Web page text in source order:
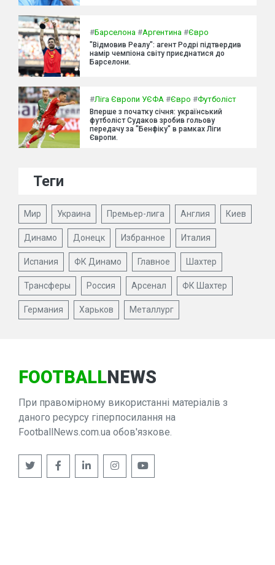
#Барселона #Аргентина #Євро
"Відмовив Реалу": агент Родрі підтвердив
намір чемпіона світу приєднатися до
Барселони.
#Ліга Європи УЄФА #Євро #Футболіст
Вперше з початку січня: український
футболіст Судаков зробив гольову
передачу за "Бенфіку" в рамках Ліги
Європи.
Теги
Мир Украина Премьер-лига Англия Киев
Динамо Донецк Избранное Италия
Испания ФК Динамо Главное Шахтер
Трансферы Россия Арсенал ФК Шахтер
Германия Харьков Металлург
FOOTBALLNEWS
При правомірному використанні матеріалів з
даного ресурсу гіперпосилання на
FootballNews.com.ua обов'язкове.